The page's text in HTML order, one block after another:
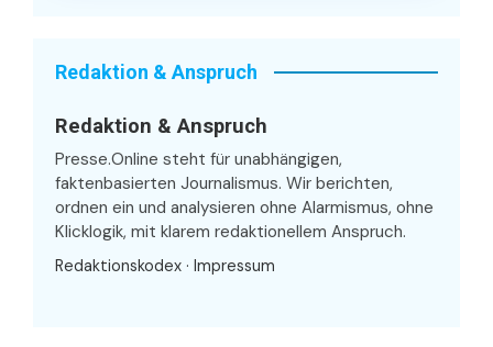
Redaktion & Anspruch
Redaktion & Anspruch
Presse.Online steht für unabhängigen,
faktenbasierten Journalismus. Wir berichten,
ordnen ein und analysieren ohne Alarmismus, ohne
Klicklogik, mit klarem redaktionellem Anspruch.
Redaktionskodex · Impressum